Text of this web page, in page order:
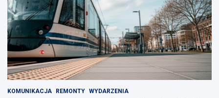
KOMUNIKACJA REMONTY WYDARZENIA